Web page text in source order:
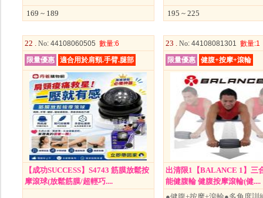
169 ~ 189 195 ~ 225
22 . No: 44108060505 數量:6
限量優惠
適合用於肩頸.手臂.腿部
【成功SUCCESS】S4743 筋膜放鬆按
摩滾球(放鬆筋膜/超輕巧....
23 . No: 44108081301 數量:1
限量優惠
健腹+按摩+滾輪
出清限1【BALANCE 1】三
能健腹輪 健腹按摩滾輪(健....